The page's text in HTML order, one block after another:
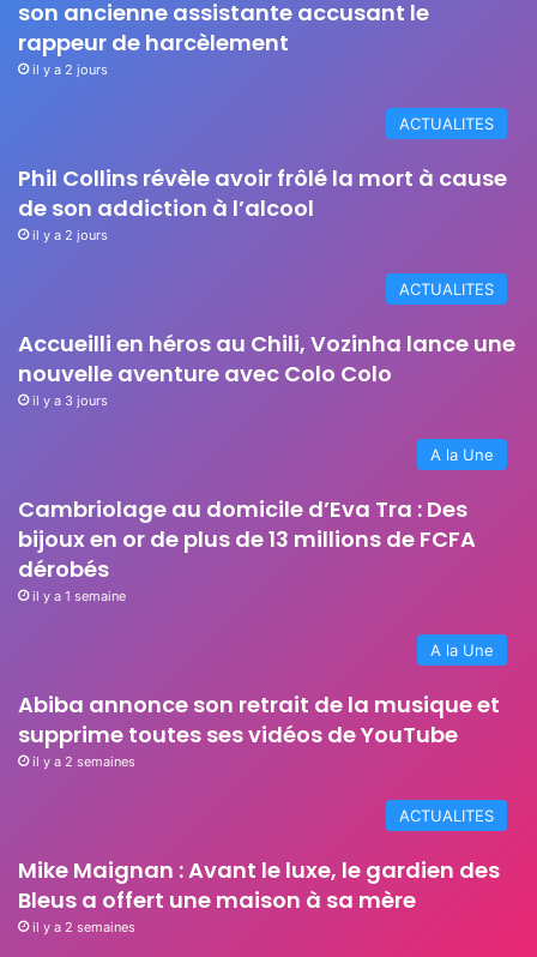
son ancienne assistante accusant le
rappeur de harcèlement
il y a 2 jours
ACTUALITES
Phil Collins révèle avoir frôlé la mort à cause
de son addiction à l’alcool
il y a 2 jours
ACTUALITES
Accueilli en héros au Chili, Vozinha lance une
nouvelle aventure avec Colo Colo
il y a 3 jours
A la Une
Cambriolage au domicile d’Eva Tra : Des
bijoux en or de plus de 13 millions de FCFA
dérobés
il y a 1 semaine
A la Une
Abiba annonce son retrait de la musique et
supprime toutes ses vidéos de YouTube
il y a 2 semaines
ACTUALITES
Mike Maignan : Avant le luxe, le gardien des
Bleus a offert une maison à sa mère
il y a 2 semaines